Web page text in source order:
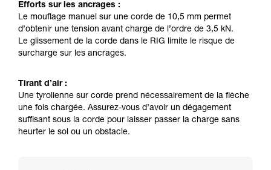
Efforts sur les ancrages :
Le mouflage manuel sur une corde de 10,5 mm permet
d’obtenir une tension avant charge de l’ordre de 3,5 kN.
Le glissement de la corde dans le RIG limite le risque de
surcharge sur les ancrages.
Tirant d’air :
Une tyrolienne sur corde prend nécessairement de la flèche
une fois chargée. Assurez-vous d’avoir un dégagement
suffisant sous la corde pour laisser passer la charge sans
heurter le sol ou un obstacle.